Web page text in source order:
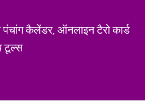
कैलेंडर, ऑनलाइन टैरो कार्ड
टूल्स